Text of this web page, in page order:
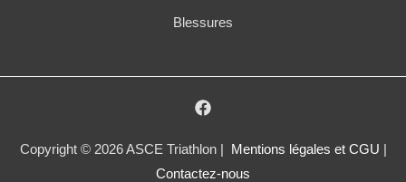
Blessures
Copyright © 2026 ASCE Triathlon | Mentions légales et CGU |
Contactez-nous